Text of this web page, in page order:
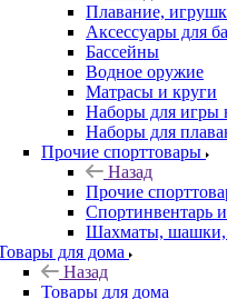
Плавание,
Аксессуары для
Бассейны
Водное оружие
Матрасы и круги
Наборы для игры
Наборы для
Прочие спорттовары
Назад
Прочие
Спортинвентарь
Шахматы, шашки,
для дома
Назад
Товары для дома